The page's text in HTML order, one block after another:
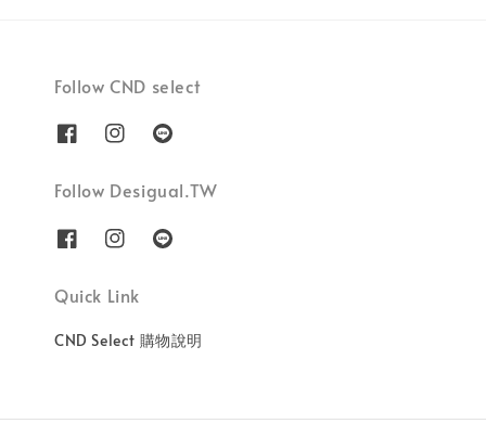
Follow CND select
Follow Desigual.TW
Quick Link
CND Select 購物說明